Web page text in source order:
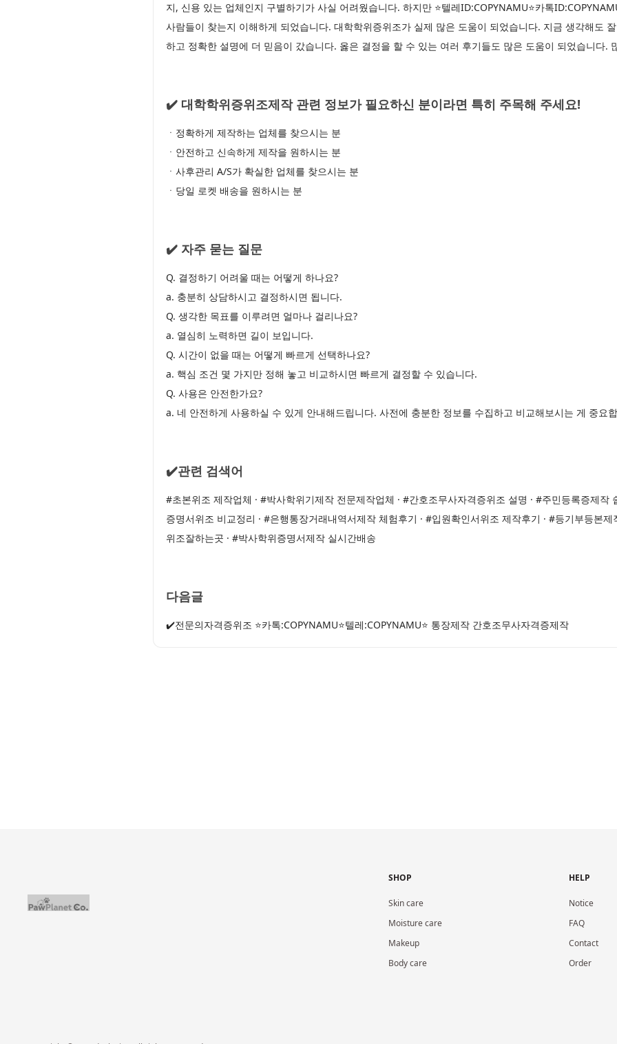
지, 신용 있는 업체인지 구별하기가 사실 어려웠습니다. 하지만 ⭐텔레ID:COPYNAMU⭐카톡
사람들이 찾는지 이해하게 되었습니다. 대학학위증위조가 실제 많은 도움이 되었습니다. 지금 생각해도
하고 정확한 설명에 더 믿음이 갔습니다. 옳은 결정을 할 수 있는 여러 후기들도 많은 도움이 되었습니다.
✔️ 대학학위증위조제작 관련 정보가 필요하신 분이라면 특히 주목해 주세요!
ㆍ정확하게 제작하는 업체를 찾으시는 분
ㆍ안전하고 신속하게 제작을 원하시는 분
ㆍ사후관리 A/S가 확실한 업체를 찾으시는 분
ㆍ당일 로켓 배송을 원하시는 분
✔️ 자주 묻는 질문
Q. 결정하기 어려울 때는 어떻게 하나요?
a. 충분히 상담하시고 결정하시면 됩니다.
Q. 생각한 목표를 이루려면 얼마나 걸리나요?
a. 열심히 노력하면 길이 보입니다.
Q. 시간이 없을 때는 어떻게 빠르게 선택하나요?
a. 핵심 조건 몇 가지만 정해 놓고 비교하시면 빠르게 결정할 수 있습니다.
Q. 사용은 안전한가요?
a. 네 안전하게 사용하실 수 있게 안내해드립니다. 사전에 충분한 정보를 수집하고 비교해보시는 게 중요
✔️관련 검색어
#초본위조 제작업체 · #박사학위기제작 전문제작업체 · #간호조무사자격증위조 설명 · #주민등록증제작
증명서위조 비교정리 · #은행통장거래내역서제작 체험후기 · #입원확인서위조 제작후기 · #등기부등본제
위조잘하는곳 · #박사학위증명서제작 실시간배송
다음글
✔️전문의자격증위조 ⭐카톡:COPYNAMU⭐텔레:COPYNAMU⭐ 통장제작 간호조무사자격증제작
SHOP
Skin care
Moisture care
Makeup
Body care
HELP
Notice
FAQ
Contact
Order